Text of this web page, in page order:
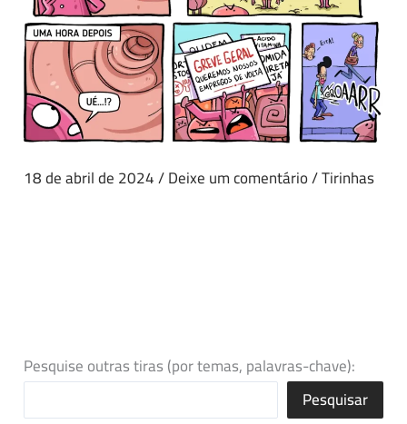
18 de abril de 2024/Deixe um comentário/Tirinhas
Pesquise outras tiras (por temas, palavras-chave):
Pesquisar